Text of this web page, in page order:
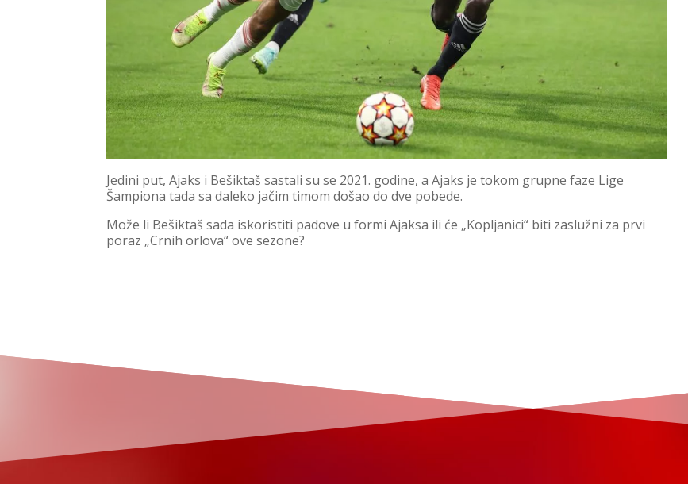
Jedini put, Ajaks i Bešiktaš sastali su se 2021. godine, a Ajaks je tokom grupne faze Lige
Šampiona tada sa daleko jačim timom došao do dve pobede.
Može li Bešiktaš sada iskoristiti padove u formi Ajaksa ili će „Kopljanici“ biti zaslužni za prvi
poraz „Crnih orlova“ ove sezone?